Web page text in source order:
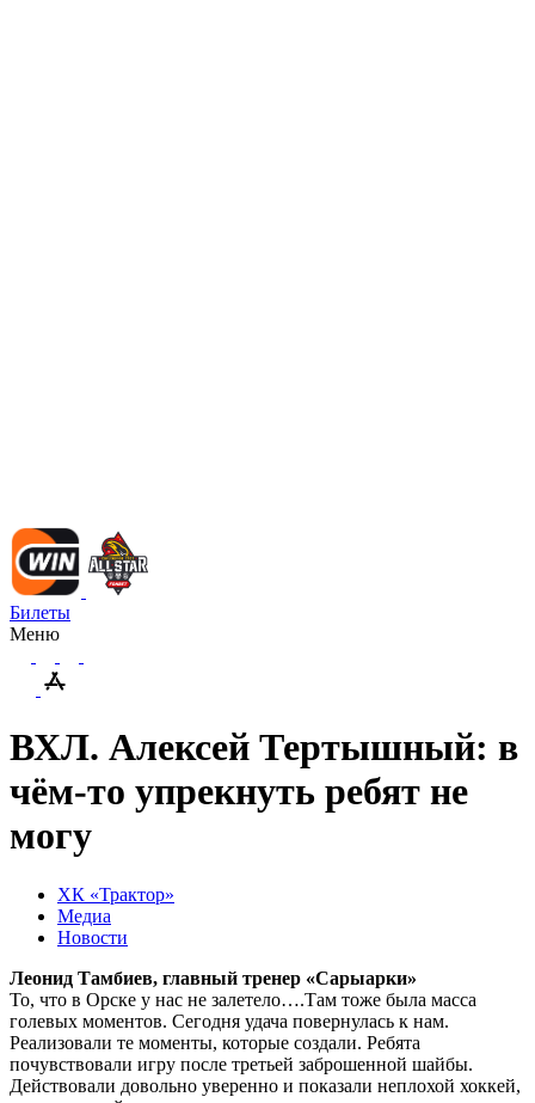
Билеты
Меню
ВХЛ. Алексей Тертышный: в
чём-то упрекнуть ребят не
могу
ХК «Трактор»
Медиа
Новости
Леонид Тамбиев, главный тренер «Сарыарки»
То, что в Орске у нас не залетело….Там тоже была масса
голевых моментов. Сегодня удача повернулась к нам.
Реализовали те моменты, которые создали. Ребята
почувствовали игру после третьей заброшенной шайбы.
Действовали довольно уверенно и показали неплохой хоккей,